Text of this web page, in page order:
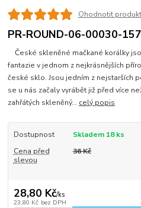
Ohodnotit produkt
PR-ROUND-06-00030-
České skleněné mačkané korálky
fantazie v jednom z nejkrásnějších
české sklo. Jsou jedním z nejstarších
se u nás začaly vyrábět již před více
zahřátých skleněný... celý popis
Dostupnost
Skladem 18 ks
Cena před
slevou
36 Kč
28,80 Kč/ks
23,80 Kč bez DPH